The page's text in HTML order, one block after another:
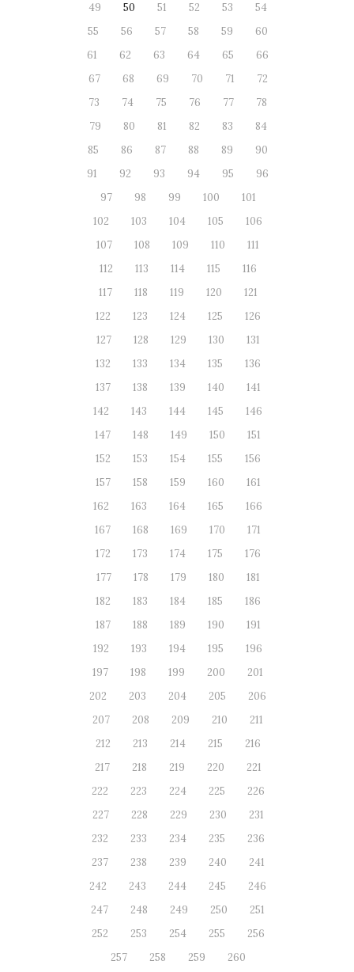
49
50 51 52 53
54
55
56 57 58 59
60
61
62 63 64 65
66
67
68 69 70 71
72
73
74 75 76 77
78
79
80 81 82 83
84
85
86 87 88 89
90
91
92 93 94 95
96
97
98 99 100
101
102
103 104 105
106
107
108 109 110
111
112
113 114 115
116
117
118 119 120
121
122
123 124 125
126
127
128 129 130
131
132
133 134 135
136
137
138 139 140
141
142
143 144 145
146
147
148 149 150
151
152
153 154 155
156
157
158 159 160
161
162
163 164 165
166
167
168 169 170
171
172
173 174 175
176
177
178 179 180
181
182
183 184 185
186
187
188 189 190
191
192
193 194 195
196
197
198 199 200
201
202
203 204 205
206
207
208 209 210
211
212
213 214 215
216
217
218 219 220
221
222
223 224 225
226
227
228 229 230
231
232
233 234 235
236
237
238 239 240
241
242
243 244 245
246
247
248 249 250
251
252
253 254 255
256
257
258 259 260